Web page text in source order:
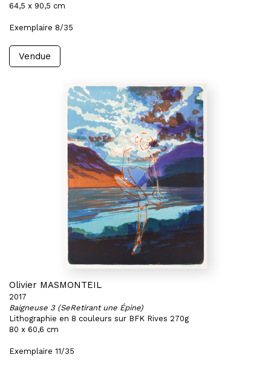
64,5 x 90,5 cm
Exemplaire 8/35
Vendue
Olivier MASMONTEIL
2017
Baigneuse 3 (SeRetirant une Épine)
Lithographie en 8 couleurs sur BFK Rives 270g
80 x 60,6 cm
Exemplaire 11/35